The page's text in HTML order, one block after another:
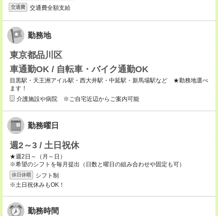
交通費 交通費全額支給
勤務地
東京都品川区
車通勤OK / 自転車・バイク通勤OK
目黒駅・天王洲アイル駅・西大井駅・中延駅・新馬場駅など ★勤務地選べ
ます！
介護施設や病院 ※ご自宅近辺からご案内可能
勤務曜日
週2～3 / 土日祝休
★週2日～（月～日）
※希望のシフトを毎月提出（日数と曜日の組み合わせや固定も可）
休日休暇
シフト制
※土日祝休みもOK！
勤務時間